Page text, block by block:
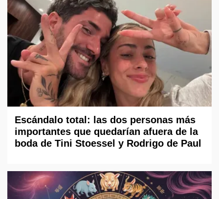
Escándalo total: las dos personas más
importantes que quedarían afuera de la
boda de Tini Stoessel y Rodrigo de Paul